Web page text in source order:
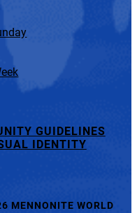
GUIDELINES
IDENTITY
MENNONITE WORLD